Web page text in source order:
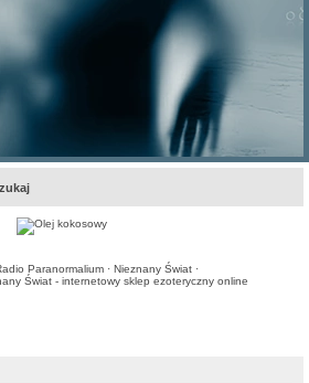
Paranormalium· Nieznany Świat·
Świat - internetowy sklep ezoteryczny online